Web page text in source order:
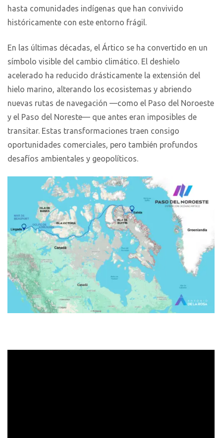
hasta comunidades indígenas que han convivido
históricamente con este entorno frágil.
En las últimas décadas, el Ártico se ha convertido en un
símbolo visible del cambio climático. El deshielo
acelerado ha reducido drásticamente la extensión del
hielo marino, alterando los ecosistemas y abriendo
nuevas rutas de navegación —como el Paso del Noroeste
y el Paso del Noreste— que antes eran imposibles de
transitar. Estas transformaciones traen consigo
oportunidades comerciales, pero también profundos
desafíos ambientales y geopolíticos.